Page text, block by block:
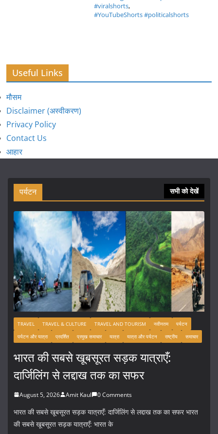
#viralshorts,
#YouTubeShorts #politicalshorts
Useful Links
मौसम
Disclaimer (अस्वीकरण)
Privacy Policy
Contact Us
आहार
पर्यटन सभी को देखें
TRAVEL TRAVEL & CULTURE TRAVEL AND TOURISM नवीनतम
पर्यटन
पर्यटन और यात्रा
प्रदर्शित प्रमुख समाचार यात्रा यात्रा और पर्यटन राष्ट्रीय समाचार
भारत की सबसे खूबसूरत सड़क यात्राएँ:
दार्जिलिंग से लद्दाख तक का सफर
August 5, 2026 Amit Kaul 0 Comments
भारत की सबसे खूबसूरत सड़क यात्राएँ: दार्जिलिंग से लद्दाख तक का सफर भारत
की सबसे खूबसूरत सड़क यात्राएँ: भारत के